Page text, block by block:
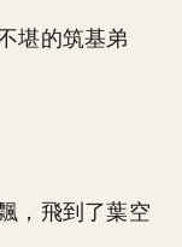
堪的筑基弟
，飛到了葉空